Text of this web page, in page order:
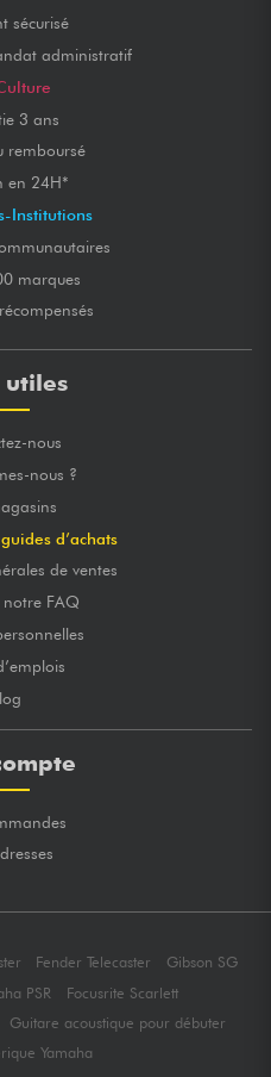
sécurisé
administratif
3 ans
remboursé
en 24H*
Institutions
marques
utiles
nous
nous ?
d’achats
de ventes
FAQ
Fender Telecaster
Gibson SG
PSR
Focusrite Scarlett
Guitare acoustique pour débuter
Yamaha